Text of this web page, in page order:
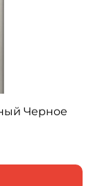
Черное